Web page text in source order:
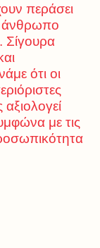
περάσει
άνθρωπο
Σίγουρα
ότι οι
με τις